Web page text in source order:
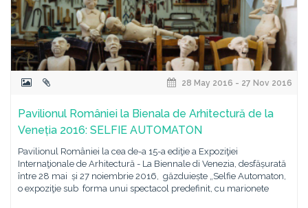
28 May 2016 - 27 Nov 2016
Pavilionul României la Bienala de Arhitectură de la
Veneția 2016: SELFIE AUTOMATON
Pavilionul României la cea de-a 15-a ediţie a Expoziţiei
Internaţionale de Arhitectură - La Biennale di Venezia, desfășurată
între 28 mai și 27 noiembrie 2016, găzduiește „Selfie Automaton,
o expoziţie sub forma unui spectacol predefinit, cu marionete